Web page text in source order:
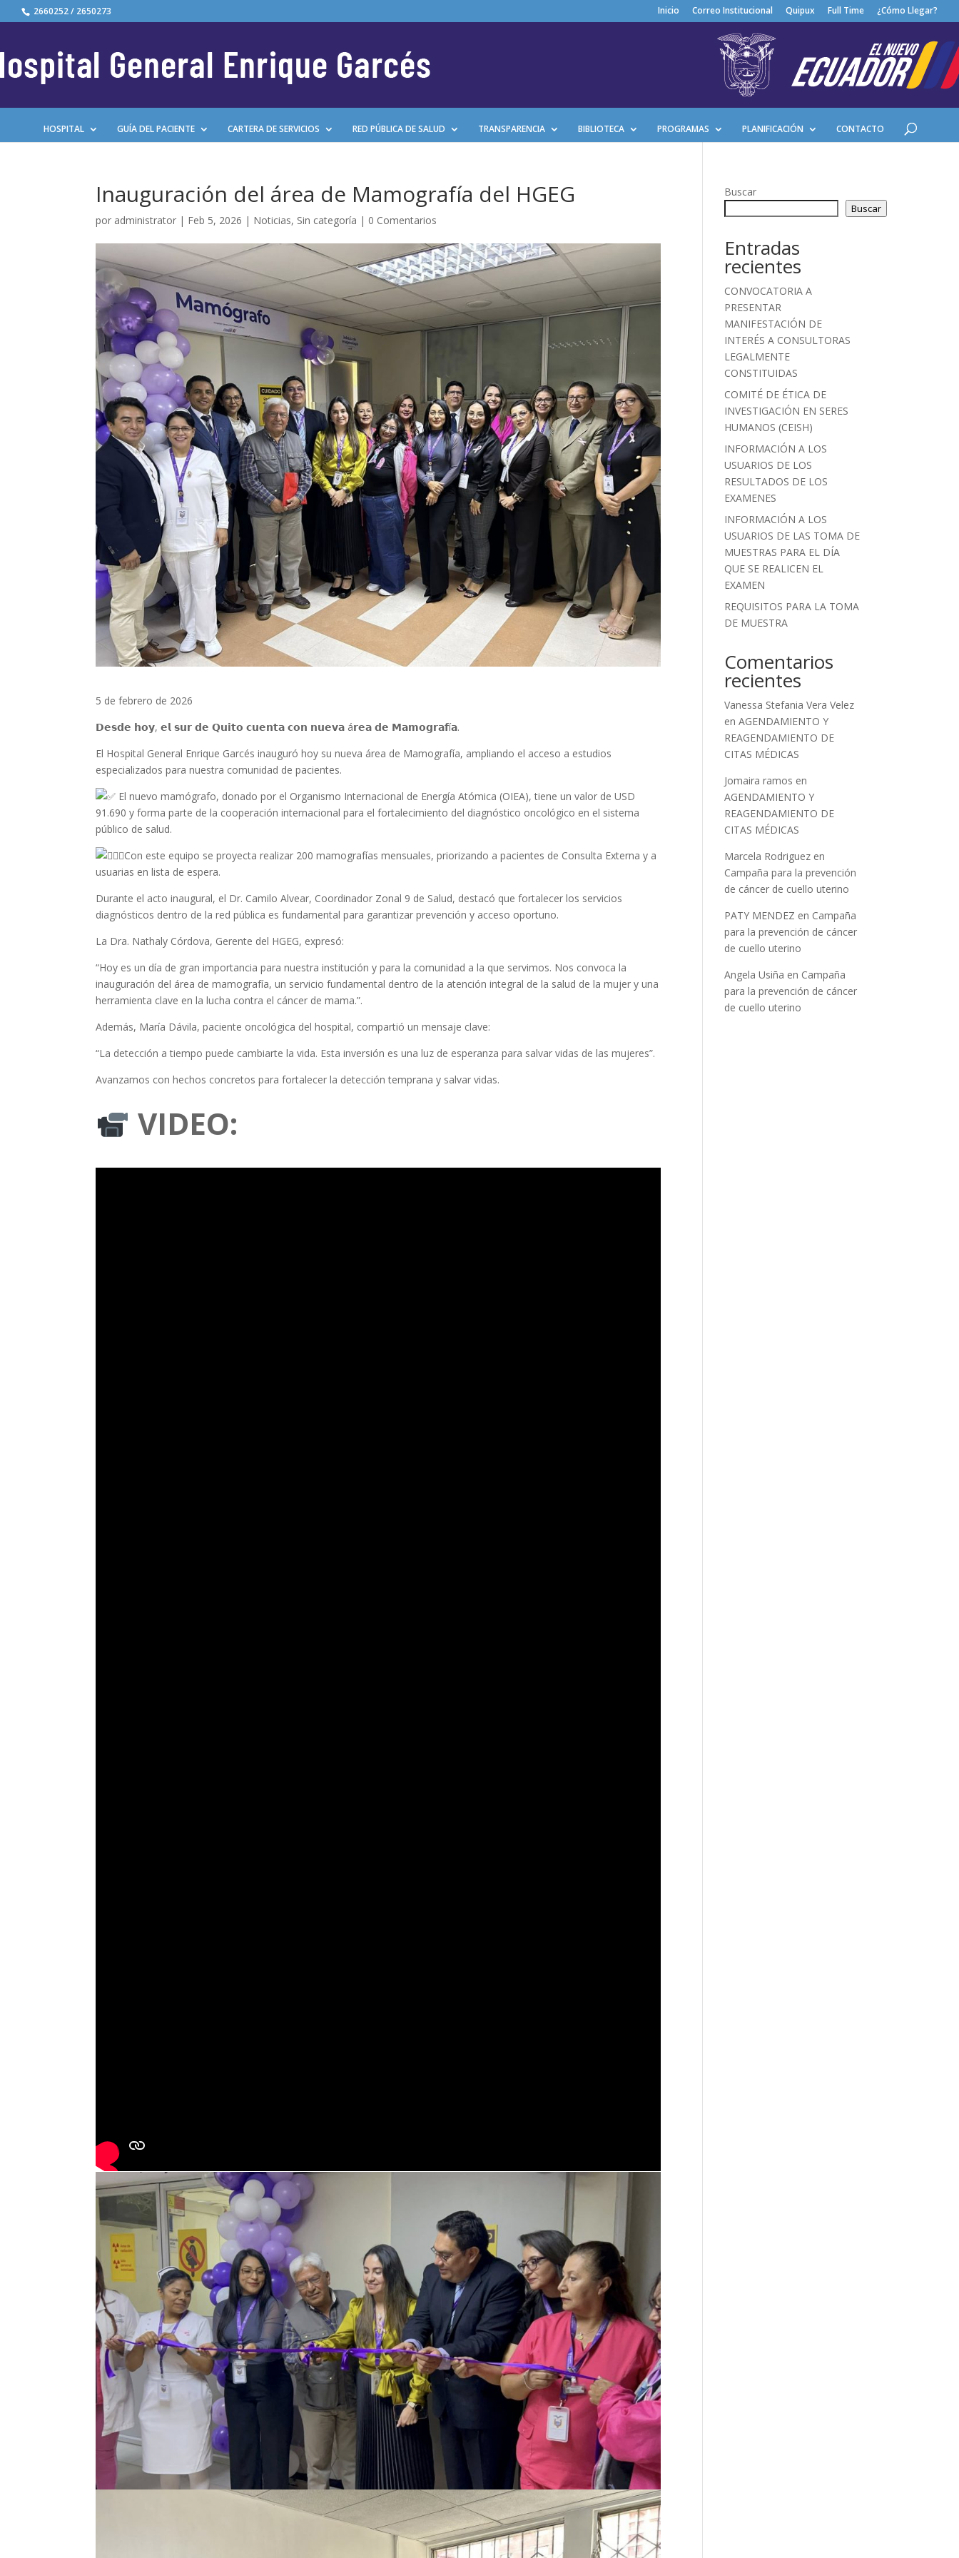
2660252 / 2650273 Inicio Correo Institucional Quipux Full Time ¿Cómo Llegar?
HOSPITAL GUÍA DEL PACIENTE CARTERA DE SERVICIOS RED PÚBLICA DE SALUD TRANSPARENCIA BIBLIOTECA PROGRAMAS PLANIFICACIÓN CONTACTO
Inauguración del área de Mamografía del HGEG
por administrator | Feb 5, 2026 | Noticias, Sin categoría | 0 Comentarios
5 de febrero de 2026
𝗗𝗲𝘀𝗱𝗲 𝗵𝗼𝘆, 𝗲𝗹 𝘀𝘂𝗿 𝗱𝗲 𝗤𝘂𝗶𝘁𝗼 𝗰𝘂𝗲𝗻𝘁𝗮 𝗰𝗼𝗻 𝗻𝘂𝗲𝘃𝗮 á𝗿𝗲𝗮 𝗱𝗲 𝗠𝗮𝗺𝗼𝗴𝗿𝗮𝗳í𝗮.
El Hospital General Enrique Garcés inauguró hoy su nueva área de Mamografía, ampliando el acceso a estudios
especializados para nuestra comunidad de pacientes.
El nuevo mamógrafo, donado por el Organismo Internacional de Energía Atómica (OIEA), tiene un valor de USD
91.690 y forma parte de la cooperación internacional para el fortalecimiento del diagnóstico oncológico en el sistema
público de salud.
Con este equipo se proyecta realizar 200 mamografías mensuales, priorizando a pacientes de Consulta Externa y a
usuarias en lista de espera.
Durante el acto inaugural, el Dr. Camilo Alvear, Coordinador Zonal 9 de Salud, destacó que fortalecer los servicios
diagnósticos dentro de la red pública es fundamental para garantizar prevención y acceso oportuno.
La Dra. Nathaly Córdova, Gerente del HGEG, expresó:
“Hoy es un día de gran importancia para nuestra institución y para la comunidad a la que servimos. Nos convoca la
inauguración del área de mamografía, un servicio fundamental dentro de la atención integral de la salud de la mujer y una
herramienta clave en la lucha contra el cáncer de mama.”.
Además, María Dávila, paciente oncológica del hospital, compartió un mensaje clave:
“La detección a tiempo puede cambiarte la vida. Esta inversión es una luz de esperanza para salvar vidas de las mujeres”.
Avanzamos con hechos concretos para fortalecer la detección temprana y salvar vidas.
VIDEO:
Buscar
Buscar
Entradas
recientes
CONVOCATORIA A
PRESENTAR
MANIFESTACIÓN DE
INTERÉS A CONSULTORAS
LEGALMENTE
CONSTITUIDAS
COMITÉ DE ÉTICA DE
INVESTIGACIÓN EN SERES
HUMANOS (CEISH)
INFORMACIÓN A LOS
USUARIOS DE LOS
RESULTADOS DE LOS
EXAMENES
INFORMACIÓN A LOS
USUARIOS DE LAS TOMA DE
MUESTRAS PARA EL DÍA
QUE SE REALICEN EL
EXAMEN
REQUISITOS PARA LA TOMA
DE MUESTRA
Comentarios
recientes
Vanessa Stefania Vera Velez
enAGENDAMIENTO Y
REAGENDAMIENTO DE
CITAS MÉDICAS
Jomaira ramos en
AGENDAMIENTO Y
REAGENDAMIENTO DE
CITAS MÉDICAS
Marcela Rodriguez en
Campaña para la prevención
de cáncer de cuello uterino
PATY MENDEZ en Campaña
para la prevención de cáncer
de cuello uterino
Angela Usiña en Campaña
para la prevención de cáncer
de cuello uterino